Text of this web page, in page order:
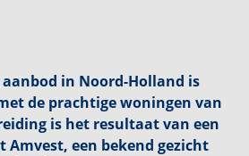
in Noord-Holland is
de prachtige woningen van
is het resultaat van een
Amvest, een bekend gezicht